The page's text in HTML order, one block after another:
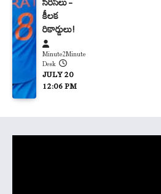
సిరీస్‌లు –
కీలక
రికార్డులు!
Minute2Minute
Desk
JULY 20
12:06 PM